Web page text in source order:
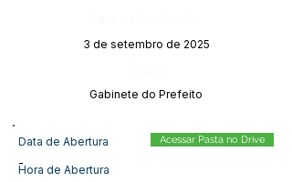
3 de setembro de 2025
Gabinete do Prefeito
Data de Abertura
-
Hora de Abertura
Acessar Pasta no Drive